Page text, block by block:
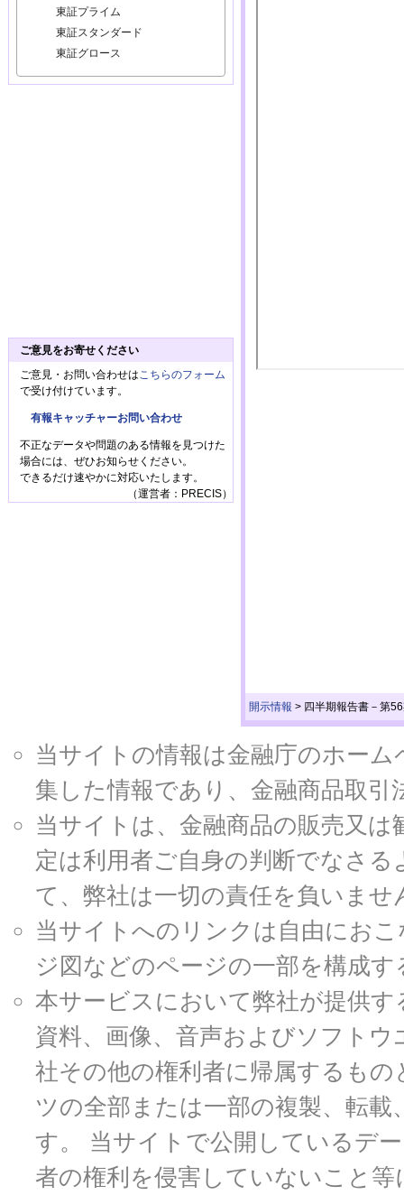
開示情報 > 四半期報告書－第
東証プライム
東証スタンダード
東証グロース
ご意見をお寄せください
ご意見・お問い合わせは こちらのフォーム
で受け付けています。
有報キャッチャーお問い合わせ
不正なデータや問題のある情報を見つけた
場合には、ぜひお知らせください。
できるだけ速やかに対応いたします。
（運営者：PRECIS）
当サイトの情報は金融庁のホー
集した情報であり、金融商品取
当サイトは、金融商品の販売又
定は利用者ご自身の判断でなさ
て、弊社は一切の責任を負いませ
当サイトへのリンクは自由にお
ジ図などのページの一部を構成
本サービスにおいて弊社が提供
資料、画像、音声およびソフト
社その他の権利者に帰属するも
ツの全部または一部の複製、転
す。 当サイトで公開しているデ
者の権利を侵害していないこと